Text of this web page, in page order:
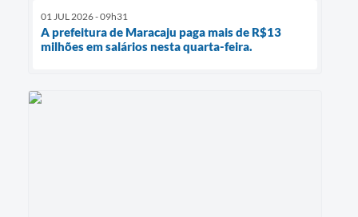
01 JUL 2026 - 09h31
A prefeitura de Maracaju paga mais de R$13
milhões em salários nesta quarta-feira.